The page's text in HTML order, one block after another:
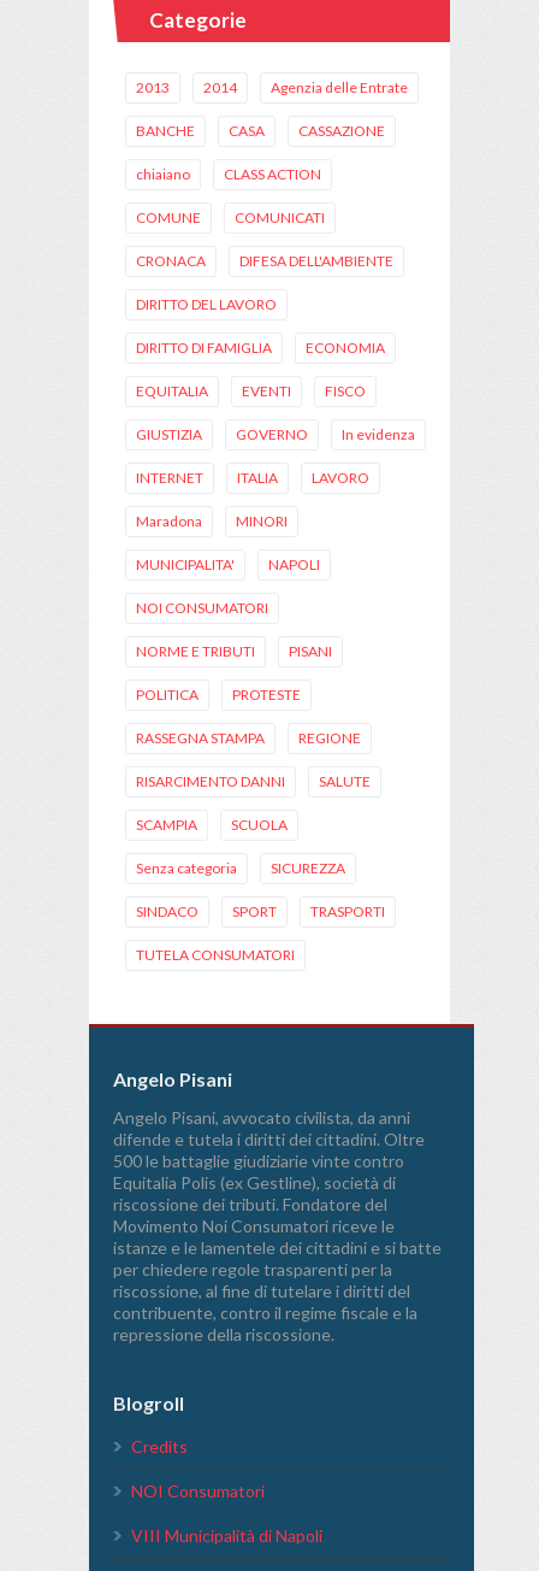
Categorie
2013 2014 Agenzia delle Entrate
BANCHE CASA CASSAZIONE
chiaiano CLASS ACTION
COMUNE COMUNICATI
CRONACA DIFESA DELL'AMBIENTE
DIRITTO DEL LAVORO
DIRITTO DI FAMIGLIA ECONOMIA
EQUITALIA EVENTI FISCO
GIUSTIZIA GOVERNO In evidenza
INTERNET ITALIA LAVORO
Maradona MINORI
MUNICIPALITA' NAPOLI
NOI CONSUMATORI
NORME E TRIBUTI PISANI
POLITICA PROTESTE
RASSEGNA STAMPA REGIONE
RISARCIMENTO DANNI SALUTE
SCAMPIA SCUOLA
Senza categoria SICUREZZA
SINDACO SPORT TRASPORTI
TUTELA CONSUMATORI
Angelo Pisani
Angelo Pisani, avvocato civilista, da anni
difende e tutela i diritti dei cittadini. Oltre
500 le battaglie giudiziarie vinte contro
Equitalia Polis (ex Gestline), società di
riscossione dei tributi. Fondatore del
Movimento Noi Consumatori riceve le
istanze e le lamentele dei cittadini e si batte
per chiedere regole trasparenti per la
riscossione, al fine di tutelare i diritti del
contribuente, contro il regime fiscale e la
repressione della riscossione.
Blogroll
Credits
NOI Consumatori
VIII Municipalità di Napoli